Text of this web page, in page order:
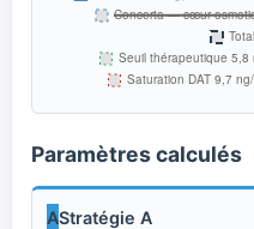
Paramètres calculés
AStratégie A